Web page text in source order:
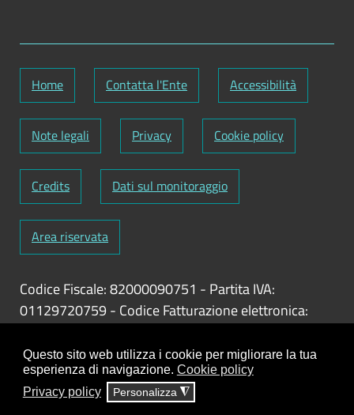
Questo sito web utilizza i cookie per migliorare la tua
esperienza di navigazione. Cookie policy
Privacy policy
Personalizza ◮
Home Contatta l'Ente Accessibilità
Note legali Privacy Cookie policy
Credits Dati sul monitoraggio
Area riservata
Codice Fiscale: 82000090751 - Partita IVA:
01129720759- Codice Fatturazione elettronica:
Responsabile gestione sito e aggiornamento
contenuti:Antonio Scrimitore